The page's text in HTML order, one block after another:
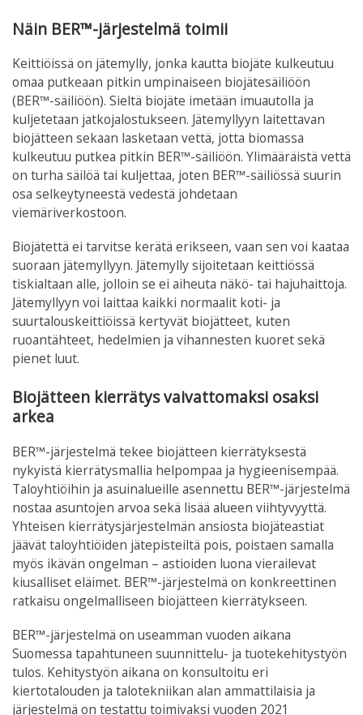
Näin BER™-järjestelmä toimii
Keittiöissä on jätemylly, jonka kautta biojäte kulkeutuu
omaa putkeaan pitkin umpinaiseen biojätesäiliöön
(BER™-säiliöön). Sieltä biojäte imetään imuautolla ja
kuljetetaan jatkojalostukseen. Jätemyllyyn laitettavan
biojätteen sekaan lasketaan vettä, jotta biomassa
kulkeutuu putkea pitkin BER™-säiliöön. Ylimääräistä vettä
on turha säilöä tai kuljettaa, joten BER™-säiliössä suurin
osa selkeytyneestä vedestä johdetaan
viemäriverkostoon.
Biojätettä ei tarvitse kerätä erikseen, vaan sen voi kaataa
suoraan jätemyllyyn. Jätemylly sijoitetaan keittiössä
tiskialtaan alle, jolloin se ei aiheuta näkö- tai hajuhaittoja.
Jätemyllyyn voi laittaa kaikki normaalit koti- ja
suurtalouskeittiöissä kertyvät biojätteet, kuten
ruoantähteet, hedelmien ja vihannesten kuoret sekä
pienet luut.
Biojätteen kierrätys vaivattomaksi osaksi
arkea
BER™-järjestelmä tekee biojätteen kierrätyksestä
nykyistä kierrätysmallia helpompaa ja hygieenisempää.
Taloyhtiöihin ja asuinalueille asennettu BER™-järjestelmä
nostaa asuntojen arvoa sekä lisää alueen viihtyvyyttä.
Yhteisen kierrätysjärjestelmän ansiosta biojäteastiat
jäävät taloyhtiöiden jätepisteiltä pois, poistaen samalla
myös ikävän ongelman – astioiden luona vierailevat
kiusalliset eläimet. BER™-järjestelmä on konkreettinen
ratkaisu ongelmalliseen biojätteen kierrätykseen.
BER™-järjestelmä on useamman vuoden aikana
Suomessa tapahtuneen suunnittelu- ja tuotekehitystyön
tulos. Kehitystyön aikana on konsultoitu eri
kiertotalouden ja talotekniikan alan ammattilaisia ja
järjestelmä on testattu toimivaksi vuoden 2021